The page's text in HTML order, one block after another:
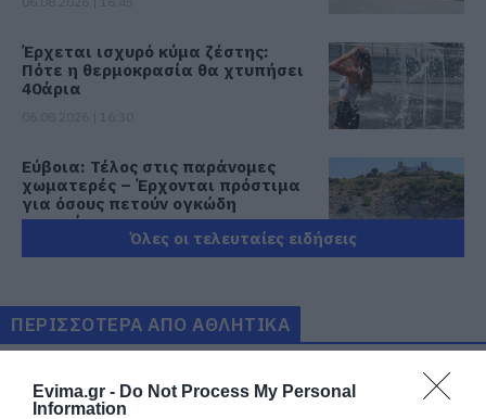
Evima.gr - Do Not Process My Personal
Information
Έρχεται ισχυρό κύμα ζέστης:
Πότε η θερμοκρασία θα χτυπήσει
40άρια
Εύβοια: Τέλος στις παράνομες
χωματερές – Έρχονται πρόστιμα
για όσους πετούν ογκώδη
απορρίμματα
τη δολοφονία της Βρετανίδας –
Συγκλονιστική κατάθεση της
συζύγου του 28χρονου
Όλες οι τελευταίες ειδήσεις
ΠΕΡΙΣΣΟΤΕΡΑ ΑΠΟ ΑΘΛΗΤΙΚΑ